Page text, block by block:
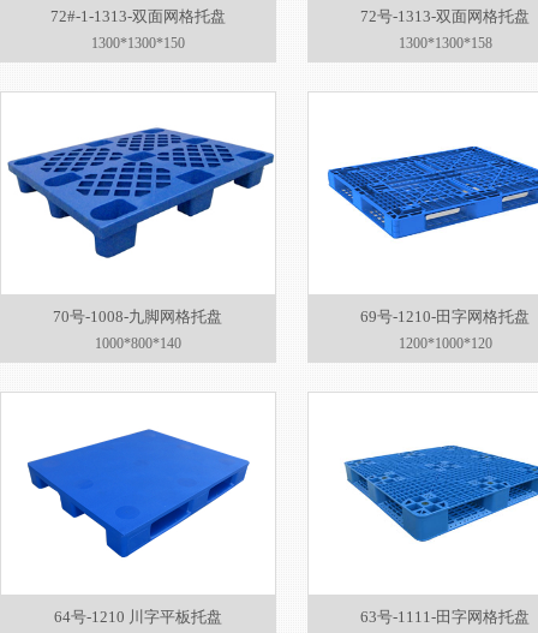
72#-1-1313-双面网格托盘
1300*1300*150
72号-1313-双面网格托盘
1300*1300*158
70号-1008-九脚网格托盘
1000*800*140
69号-1210-田字网格托盘
1200*1000*120
64号-1210 川字平板托盘 63号-1111-田字网格托盘